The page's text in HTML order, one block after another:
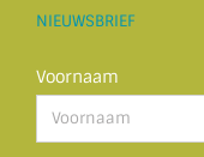
NIEUWSBRIEF
Voornaam